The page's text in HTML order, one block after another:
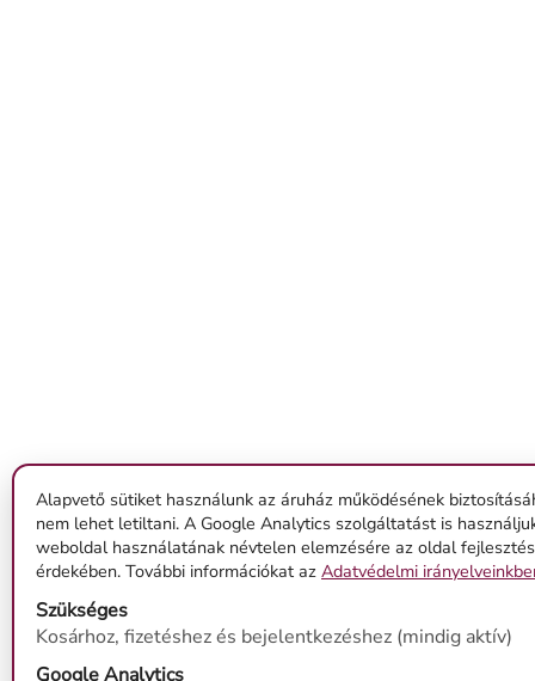
Alapvető sütiket használunk az áruház működésének
nem lehet letiltani. A Google Analytics szolgáltatást is
weboldal használatának névtelen elemzésére az oldal
érdekében. További információkat az Adatvédelmi
Szükséges
Kosárhoz, fizetéshez és bejelentkezéshez (mindig aktív)
Google Analytics